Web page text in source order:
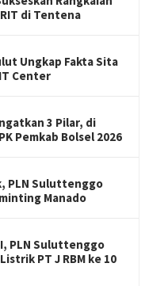
di Tentena
Ungkap Fakta Sita
Center
3 Pilar, di
Pemkab Bolsel 2026
PLN Suluttenggo
Manado
PLN Suluttenggo
PT J RBM ke 10